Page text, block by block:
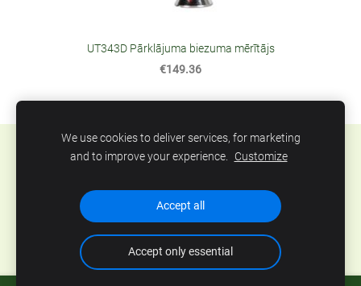
UT343D Pārklājuma biezuma mērītājs
€149.36
Sīkdatnes
SIA Abero, Mūkusalas 33, Rīga, Latvija. Tel.: +371
67801078, epasts:info@abero.lv
We use cookies to deliver services, for marketing
and to improve your experience. Customize
Accept all
Accept only essential